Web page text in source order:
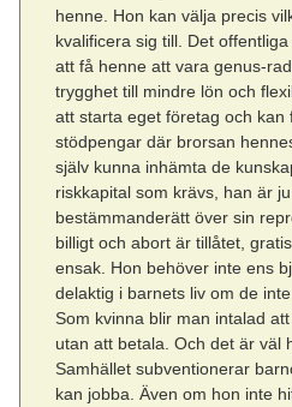
henne. Hon kan välja precis
kvalificera sig till. Det
att få henne att vara genus-
trygghet till mindre lön och
att starta eget företag och kan
stödpengar där brorsan
själv kunna inhämta de
riskkapital som krävs, han är
bestämmanderätt över sin
billigt och abort är tillåtet,
ensak. Hon behöver inte ens
delaktig i barnets liv om de inte
Som kvinna blir man intalad
utan att betala. Och det är väl
Samhället subventionerar
kan jobba. Även om hon inte